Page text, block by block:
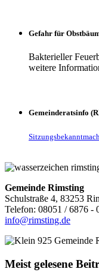
Gefahr für
Bakterieller
weitere
Gemeinderatsinfo
Gemeinde Rimsting
Schulstraße 4, 83253
Telefon: 08051 / 6876 -
info@rimsting.de
Meist gelesene